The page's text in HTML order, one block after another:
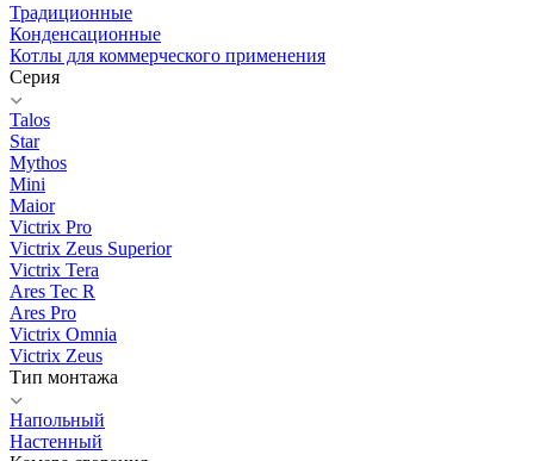
Традиционные
Конденсационные
Котлы для коммерческого применения
Серия
Talos
Star
Mythos
Mini
Maior
Victrix Pro
Victrix Zeus Superior
Victrix Tera
Ares Tec R
Ares Pro
Victrix Omnia
Victrix Zeus
Тип монтажа
Напольный
Настенный